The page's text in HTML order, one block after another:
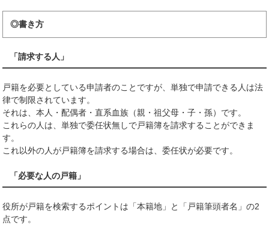
◎書き方
「請求する人」
戸籍を必要としている申請者のことですが、単独で申請できる人は法
律で制限されています。
それは、本人・配偶者・直系血族（親・祖父母・子・孫）です。
これらの人は、単独で委任状無しで戸籍簿を請求することができま
す。
これ以外の人が戸籍簿を請求する場合は、委任状が必要です。
「必要な人の戸籍」
役所が戸籍を検索するポイントは「本籍地」と「戸籍筆頭者名」の2
点です。